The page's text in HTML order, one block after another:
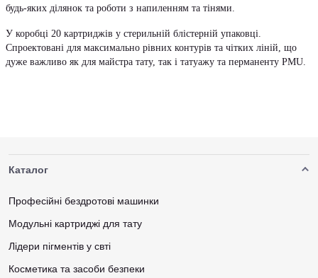
будь-яких ділянок та роботи з напиленням та тінями.
У коробці 20 картриджів у стерильній блістерній упаковці.
Спроектовані для максимально рівних контурів та чітких ліній, що
дуже важливо як для майстра тату, так і татуажу та перманенту PMU.
Каталог
Професійні бездротові машинки
Модульні картриджі для тату
Лідери пігментів у свті
Косметика та засоби безпеки